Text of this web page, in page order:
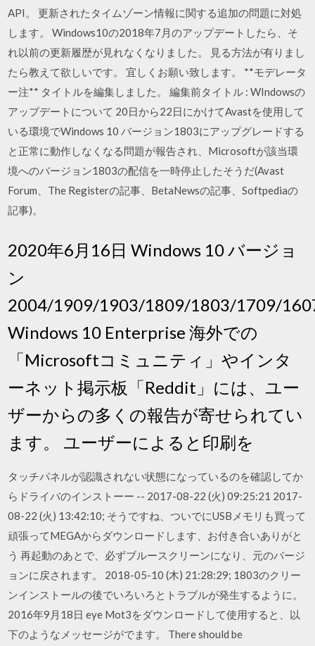
API。 更新されたタイムゾーン情報に関する追加の問題に対処
します。 Windows10の2018年7月のアップデートしたら、そ
れ以前の更新履歴が見れなくなりました。 見る方法が有りまし
たら教えて欲しいです。 宜しくお願い致します。 **モデレータ
ー注** タイトルを編集しました。 編集前タイトル : WIndowsの
アップデートについて 20日から22日にかけてAvastを使用して
いる環境でWindows 10 バージョン1803にアップグレードする
と正常に動作しなくなる問題が報告され、Microsoftが該当環
境へのバージョン1803の配信を一時停止したそうだ(Avast
Forum、The Registerの記事、BetaNewsの記事、Softpediaの
記事)。
2020年6月16日 Windows 10 バージョ
ン
2004/1909/1903/1809/1803/1709/
Windows 10 Enterprise 海外での
「Microsoftコミュニティ」やインタ
ーネット掲示板「Reddit」には、ユー
ザーからの多くの報告が寄せられてい
ます。 ユーザーによると印刷を
タッチパネルが認識されない状態になっているのを確認してか
らドライバのインストーー -- 2017-08-22 (火) 09:25:21 2017-
08-22 (火) 13:42:10; そうですね、ついでにUSBメモリも買って
頑張ってMEGAからダウンロードします、お付き合いありがと
う 再起動のあとで、必ずブルースクリーンになり、元のバージ
ョンに戻されます。 2018-05-10 (木) 21:28:29; 1803のクリー
ンインストールの後でいろいろとトラブルが発生するように。
2016年9月18日 eye Mot3をダウンロードして使用すると、以
下のようなメッセージがでます。 There should be